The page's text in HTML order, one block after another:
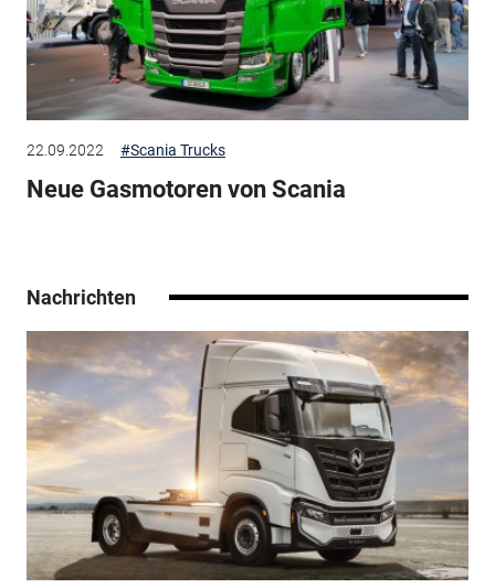
22.09.2022 #Scania Trucks
Neue Gasmotoren von Scania
Nachrichten